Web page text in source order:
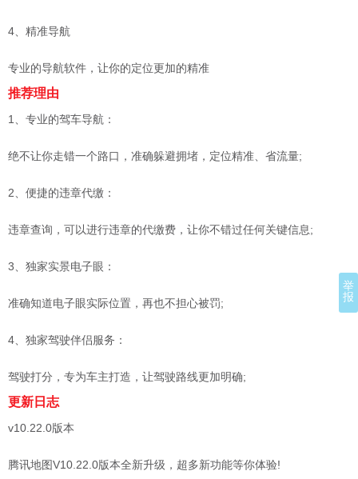
4、精准导航
专业的导航软件，让你的定位更加的精准
推荐理由
1、专业的驾车导航：
绝不让你走错一个路口，准确躲避拥堵，定位精准、省流量;
2、便捷的违章代缴：
违章查询，可以进行违章的代缴费，让你不错过任何关键信息;
3、独家实景电子眼：
准确知道电子眼实际位置，再也不担心被罚;
4、独家驾驶伴侣服务：
驾驶打分，专为车主打造，让驾驶路线更加明确;
更新日志
v10.22.0版本
腾讯地图V10.22.0版本全新升级，超多新功能等你体验!
举
报